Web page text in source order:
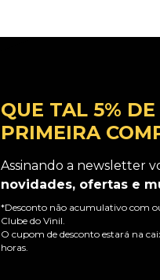
QUE TAL 5%
PRIMEIRA
Assinando a newsletter
novidades, ofertas e
*Desconto não acumulativo com
Clube do Vinil.
O cupom de desconto estará na
horas.